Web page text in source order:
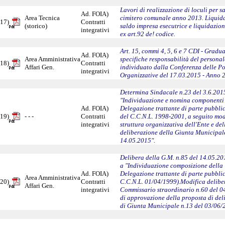
17)
Area Tecnica
(storico)
Ad. FOIA)
Contratti
integrativi
Lavori di realizzazione di loculi per
cimitero comunale anno 2013.
saldo impresa esecutrice e
ex art.92 de! codice.
18)
Area Amministrativa
Affari Gen.
Ad. FOIA)
Contratti
integrativi
Art. 15, commi 4, 5, 6 e 7 CDI -
specifiche responsabilità del
individuato dalla Conferenza delle
Organizzative del 17.03.2015 - Anno
19) - - -
Ad. FOIA)
Contratti
integrativi
Determina Sindacale n.23 del
"Individuazione e nomina
Delegazione trattante di parte
del C.C.N.L. 1998-2001, a seguito
struttura organizzativa dell'Ente e
deliberazione della Giunta
14.05.2015".
20)
Area Amministrativa
Affari Gen.
Ad. FOIA)
Contratti
integrativi
Delibera della G.M. n.85 del
a "Individuazione composizione della
Delegazione trattante di parte
C.C.N.L. 01/04/1999).Modifica
Commissario straordinario n.60 del
di approvazione della proposta di
di Giunta Municipale n.13 del 03/06/